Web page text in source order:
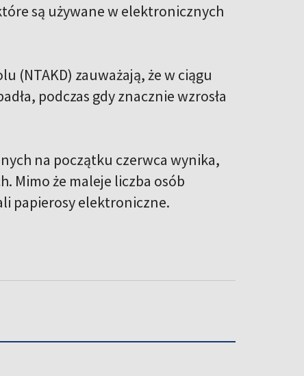
są używane w elektronicznych
(NTAKD) zauważają, że w ciągu
podczas gdy znacznie wzrosła
na początku czerwca wynika,
Mimo że maleje liczba osób
papierosy elektroniczne.